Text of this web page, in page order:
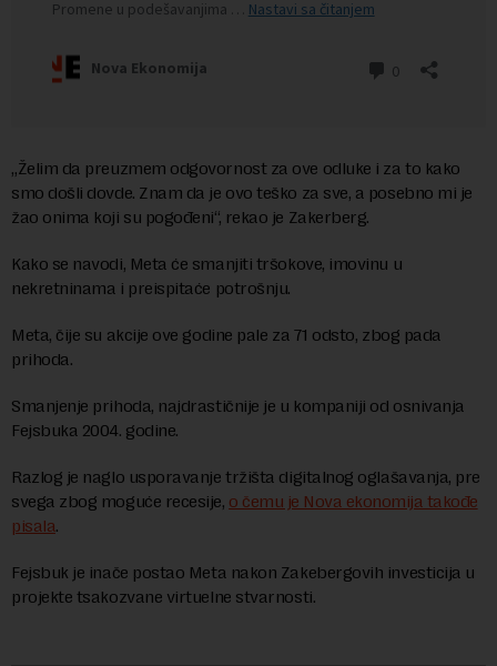
„Želim da preuzmem odgovornost za ove odluke i za to kako
smo došli dovde. Znam da je ovo teško za sve, a posebno mi je
žao onima koji su pogođeni“, rekao je Zakerberg.
Kako se navodi, Meta će smanjiti tršokove, imovinu u
nekretninama i preispitaće potrošnju.
Meta, čije su akcije ove godine pale za 71 odsto, zbog pada
prihoda.
Smanjenje prihoda, najdrastičnije je u kompaniji od osnivanja
Fejsbuka 2004. godine.
Razlog je naglo usporavanje tržišta digitalnog oglašavanja, pre
svega zbog moguće recesije, o čemu je Nova ekonomija takođe
pisala.
Fejsbuk je inače postao Meta nakon Zakebergovih investicija u
projekte tsakozvane virtuelne stvarnosti.